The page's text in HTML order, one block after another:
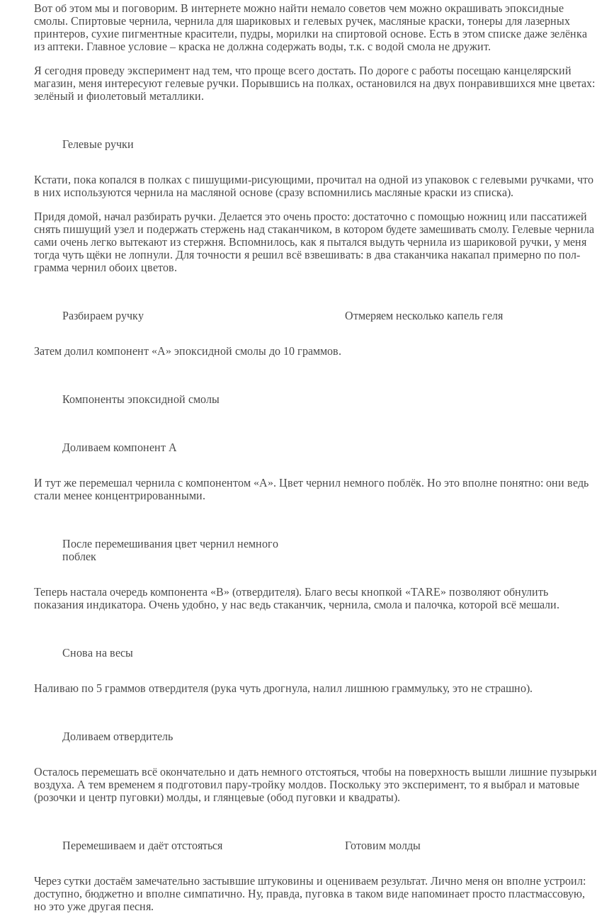
Вот об этом мы и поговорим. В интернете можно найти немало советов чем можно окрашивать эпоксидные
смолы. Спиртовые чернила, чернила для шариковых и гелевых ручек, масляные краски, тонеры для лазерных
принтеров, сухие пигментные красители, пудры, морилки на спиртовой основе. Есть в этом списке даже зелёнка
из аптеки. Главное условие – краска не должна содержать воды, т.к. с водой смола не дружит.
Я сегодня проведу эксперимент над тем, что проще всего достать. По дороге с работы посещаю канцелярский
магазин, меня интересуют гелевые ручки. Порывшись на полках, остановился на двух понравившихся мне цветах:
зелёный и фиолетовый металлики.
Гелевые ручки
Кстати, пока копался в полках с пишущими-рисующими, прочитал на одной из упаковок с гелевыми ручками, что
в них используются чернила на масляной основе (сразу вспомнились масляные краски из списка).
Придя домой, начал разбирать ручки. Делается это очень просто: достаточно с помощью ножниц или пассатижей
снять пишущий узел и подержать стержень над стаканчиком, в котором будете замешивать смолу. Гелевые чернила
сами очень легко вытекают из стержня. Вспомнилось, как я пытался выдуть чернила из шариковой ручки, у меня
тогда чуть щёки не лопнули. Для точности я решил всё взвешивать: в два стаканчика накапал примерно по пол-
грамма чернил обоих цветов.
Разбираем ручку Отмеряем несколько капель геля
Затем долил компонент «А» эпоксидной смолы до 10 граммов.
Компоненты эпоксидной смолы
Доливаем компонент А
И тут же перемешал чернила с компонентом «А». Цвет чернил немного поблёк. Но это вполне понятно: они ведь
стали менее концентрированными.
После перемешивания цвет чернил немного
поблек
Теперь настала очередь компонента «В» (отвердителя). Благо весы кнопкой «TARE» позволяют обнулить
показания индикатора. Очень удобно, у нас ведь стаканчик, чернила, смола и палочка, которой всё мешали.
Снова на весы
Наливаю по 5 граммов отвердителя (рука чуть дрогнула, налил лишнюю граммульку, это не страшно).
Доливаем отвердитель
Осталось перемешать всё окончательно и дать немного отстояться, чтобы на поверхность вышли лишние пузырьки
воздуха. А тем временем я подготовил пару-тройку молдов. Поскольку это эксперимент, то я выбрал и матовые
(розочки и центр пуговки) молды, и глянцевые (обод пуговки и квадраты).
Перемешиваем и даёт отстояться Готовим молды
Через сутки достаём замечательно застывшие штуковины и оцениваем результат. Лично меня он вполне устроил:
доступно, бюджетно и вполне симпатично. Ну, правда, пуговка в таком виде напоминает просто пластмассовую,
но это уже другая песня.